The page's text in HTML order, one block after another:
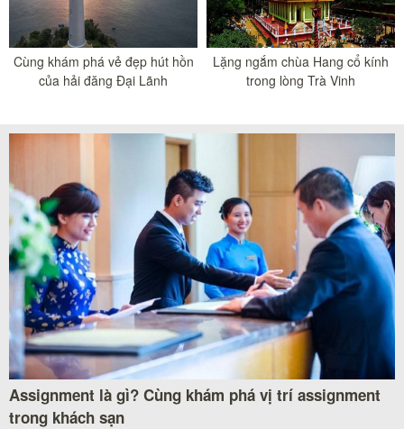
Cùng khám phá vẻ đẹp hút hồn
của hải đăng Đại Lãnh
Lặng ngắm chùa Hang cổ kính
trong lòng Trà Vinh
Assignment là gì? Cùng khám phá vị trí assignment
trong khách sạn